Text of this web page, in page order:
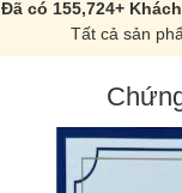
Đã có 155,724+
Tất cả sản